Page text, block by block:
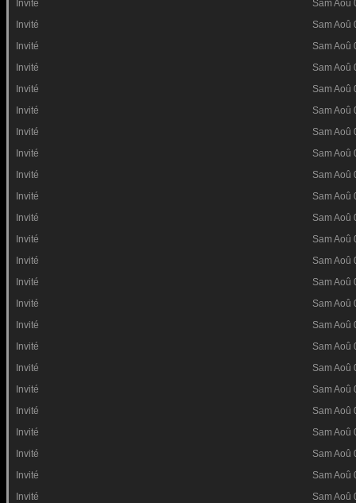
Invité
Sam Aoû
Invité
Sam Aoû
Invité
Sam Aoû
Invité
Sam Aoû
Invité
Sam Aoû
Invité
Sam Aoû
Invité
Sam Aoû
Invité
Sam Aoû
Invité
Sam Aoû
Invité
Sam Aoû
Invité
Sam Aoû
Invité
Sam Aoû
Invité
Sam Aoû
Invité
Sam Aoû
Invité
Sam Aoû
Invité
Sam Aoû
Invité
Sam Aoû
Invité
Sam Aoû
Invité
Sam Aoû
Invité
Sam Aoû
Invité
Sam Aoû
Invité
Sam Aoû
Invité
Sam Aoû
Invité
Sam Aoû